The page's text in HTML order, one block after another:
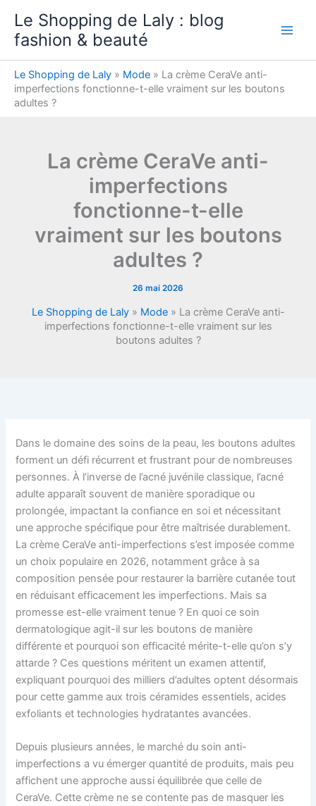
contenu
Le Shopping de Laly : blog
fashion & beauté
Le Shopping de Laly » Mode » La crème CeraVe anti-
imperfections fonctionne-t-elle vraiment sur les boutons
adultes ?
La crème CeraVe anti-
imperfections
fonctionne-t-elle
vraiment sur les boutons
adultes ?
26 mai 2026
Le Shopping de Laly» Mode» La crème CeraVe anti-
imperfections fonctionne-t-elle vraiment sur les
boutons adultes ?
Dans le domaine des soins de la peau, les boutons adultes
forment un défi récurrent et frustrant pour de nombreuses
personnes. À l’inverse de l’acné juvénile classique, l’acné
adulte apparaît souvent de manière sporadique ou
prolongée, impactant la confiance en soi et nécessitant
une approche spécifique pour être maîtrisée durablement.
La crème CeraVe anti-imperfections s’est imposée comme
un choix populaire en 2026, notamment grâce à sa
composition pensée pour restaurer la barrière cutanée tout
en réduisant efficacement les imperfections. Mais sa
promesse est-elle vraiment tenue ? En quoi ce soin
dermatologique agit-il sur les boutons de manière
différente et pourquoi son efficacité mérite-t-elle qu’on s’y
attarde ? Ces questions méritent un examen attentif,
expliquant pourquoi des milliers d’adultes optent désormais
pour cette gamme aux trois céramides essentiels, acides
exfoliants et technologies hydratantes avancées.
Depuis plusieurs années, le marché du soin anti-
imperfections a vu émerger quantité de produits, mais peu
affichent une approche aussi équilibrée que celle de
CeraVe. Cette crème ne se contente pas de masquer les